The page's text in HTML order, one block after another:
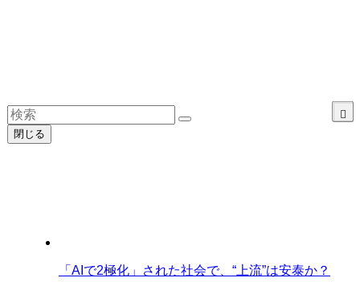
「AIで2極化」された社会で、“上流”は安泰か？
閉じる